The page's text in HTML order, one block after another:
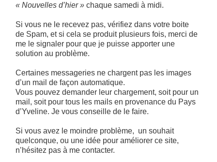
« Nouvelles d’hier » chaque samedi à midi.
Si vous ne le recevez pas, vérifiez dans votre boite
de Spam, et si cela se produit plusieurs fois, merci de
me le signaler pour que je puisse apporter une
solution au problème.
Certaines messageries ne chargent pas les images
d’un mail de façon automatique.
Vous pouvez demander leur chargement, soit pour un
mail, soit pour tous les mails en provenance du Pays
d’Yveline. Je vous conseille de le faire.
Si vous avez le moindre problème, un souhait
quelconque, ou une idée pour améliorer ce site,
n’hésitez pas à me contacter.